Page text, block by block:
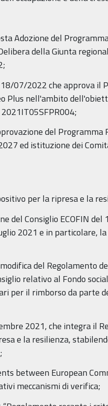
Adozione del Programma
della Giunta
07/2022 che approva il
Plus nell'ambito
del Programma
ed istituzione dei
per la ripresa e la
del Consiglio ECOFIN
2021 e in particolare,
del Regolamento
relativo al Fondo
per il rimborso da parte
2021, che integra il
e la resilienza,
between European
meccanismi di verifica;